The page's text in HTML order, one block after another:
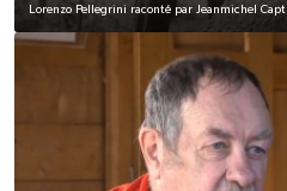
Lorenzo Pellegrini raconté par Jeanmichel Capt